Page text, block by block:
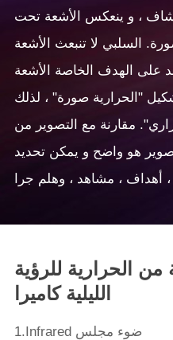
، و ينعكس الأشعة تحت
السلبي لا تنبعث الأشعة
على الهدف الخاصة الأشعة
"الحرارية صورة" ، لذلك
مقارنة مع التصوير من
هو واضح و يمكن تحديد
من الحرارية للرؤية
الليلية كاميرا
1.Infrared ضوء مجلس